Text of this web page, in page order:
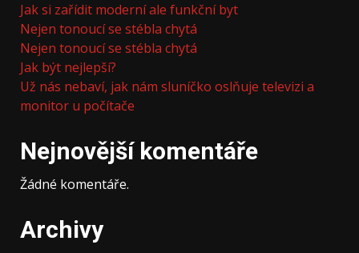
Jak si zařídit moderní ale funkční byt
Nejen tonoucí se stébla chytá
Nejen tonoucí se stébla chytá
Jak být nejlepší?
Už nás nebaví, jak nám sluníčko oslňuje televizi a
monitor u počítače
Nejnovější komentáře
Žádné komentáře.
Archivy